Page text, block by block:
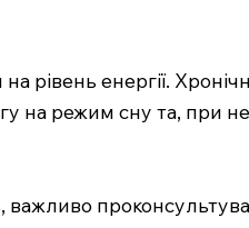
рівень енергії.
на режим сну та, при